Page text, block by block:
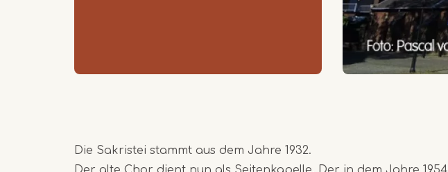
Die Sakristei stammt aus dem Jahre 1932.